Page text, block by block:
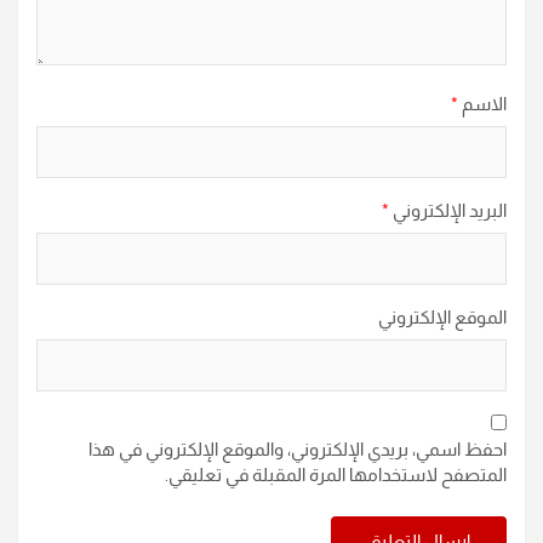
الاسم *
البريد الإلكتروني *
الموقع الإلكتروني
احفظ اسمي، بريدي الإلكتروني، والموقع الإلكتروني في هذا
المتصفح لاستخدامها المرة المقبلة في تعليقي.